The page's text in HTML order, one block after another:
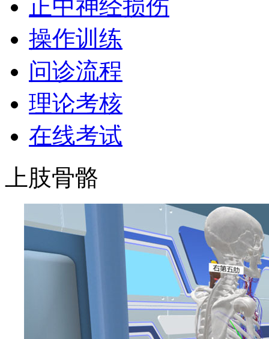
正中神经损伤
操作训练
问诊流程
理论考核
在线考试
上肢骨骼